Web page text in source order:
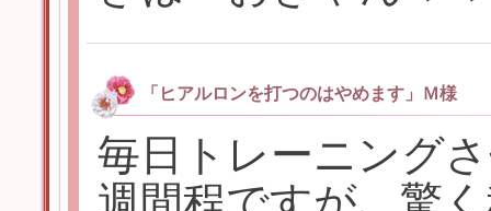
「ヒアルロンを打つのはやめます」Ｍ様
毎日トレーニング